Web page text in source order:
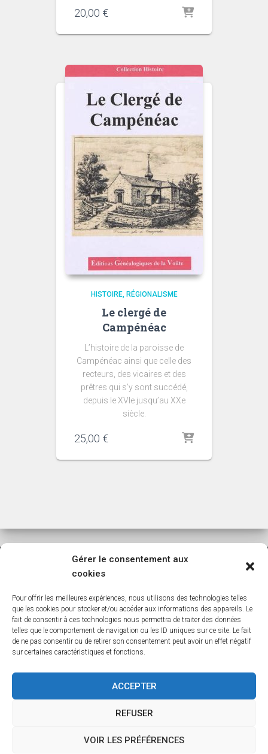
Gérer le consentement aux
cookies
Pour offrir les meilleures expériences, nous utilisons des technologies telles
que les cookies pour stocker et/ou accéder aux informations des appareils. Le
fait de consentir à ces technologies nous permettra de traiter des données
telles que le comportement de navigation ou les ID uniques sur ce site. Le fait
de ne pas consentir ou de retirer son consentement peut avoir un effet négatif
sur certaines caractéristiques et fonctions.
ACCEPTER
REFUSER
VOIR LES PRÉFÉRENCES
20,00 €
HISTOIRE RÉGIONALISME
Le clergé de
Campénéac
L’histoire de la paroisse de
Campénéac ainsi que celle des
recteurs, des vicaires et des
prêtres qui s’y sont succédé,
depuis le XVIe jusqu’au XXe
siècle.
25,00 €
BLOG
LISTE DES COMMUNES DE BELGIQUE
LISTE DES COMMUNES DES HAUTS DE FRANCE MON COMPTE